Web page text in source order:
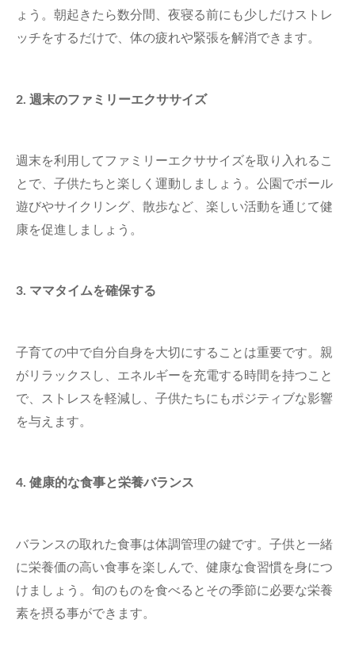
ょう。朝起きたら数分間、夜寝る前にも少しだけストレ
ッチをするだけで、体の疲れや緊張を解消できます。
2. 週末のファミリーエクササイズ
週末を利用してファミリーエクササイズを取り入れるこ
とで、子供たちと楽しく運動しましょう。公園でボール
遊びやサイクリング、散歩など、楽しい活動を通じて健
康を促進しましょう。
3. ママタイムを確保する
子育ての中で自分自身を大切にすることは重要です。親
がリラックスし、エネルギーを充電する時間を持つこと
で、ストレスを軽減し、子供たちにもポジティブな影響
を与えます。
4. 健康的な食事と栄養バランス
バランスの取れた食事は体調管理の鍵です。子供と一緒
に栄養価の高い食事を楽しんで、健康な食習慣を身につ
けましょう。旬のものを食べるとその季節に必要な栄養
素を摂る事ができます。